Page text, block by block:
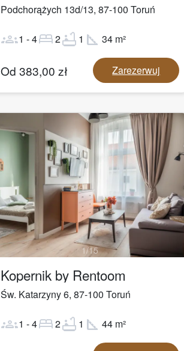
Podchorążych 13d/13, 87-100 Toruń
groups1 -4bed2bathtub 1 square_foot 34m²
Od 383,00 zł Zarezerwuj
1/15
Kopernik by Rentoom
Św. Katarzyny 6, 87-100 Toruń
groups1 -4bed2bathtub 1 square_foot 44m²